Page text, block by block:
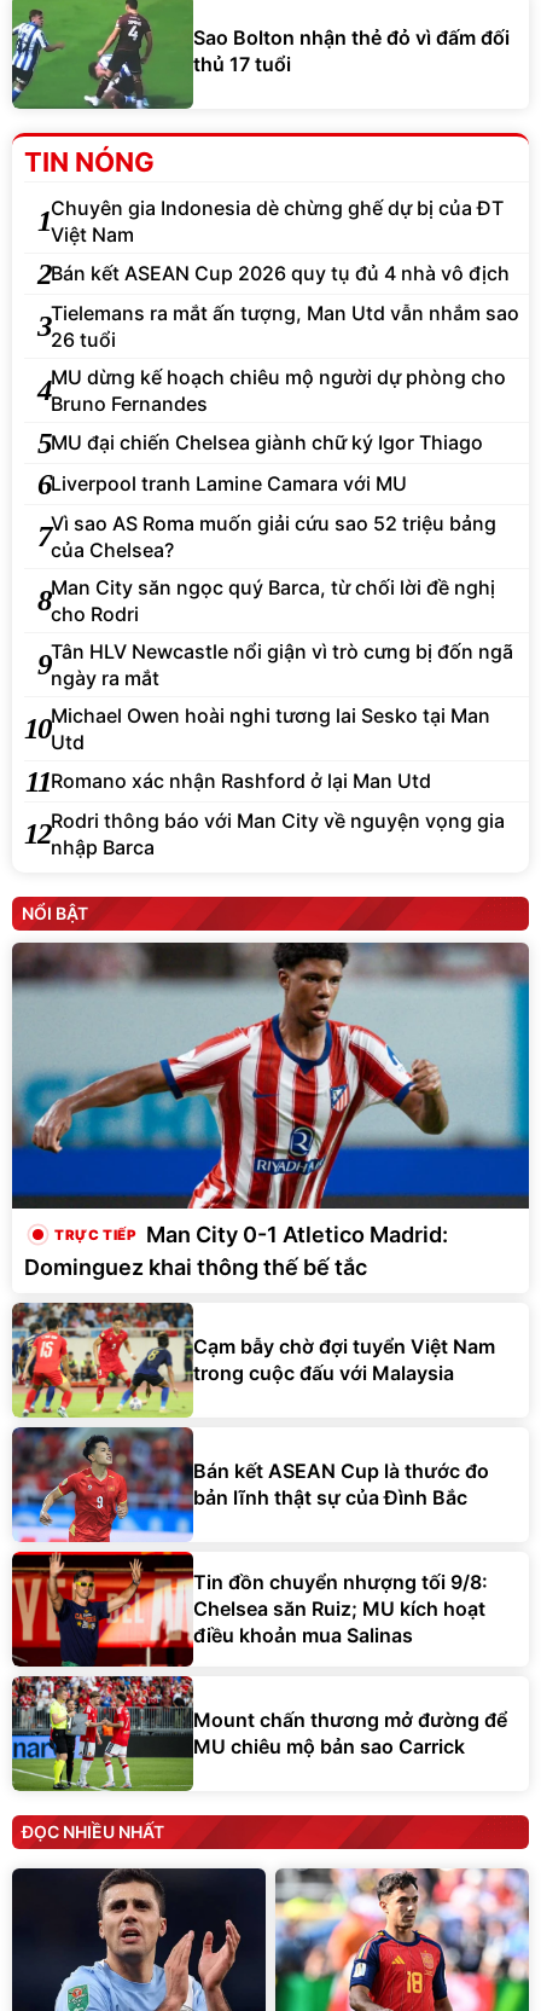
Sao Bolton nhận thẻ đỏ vì đấm đối
thủ 17 tuổi
TIN NÓNG
1Chuyên gia Indonesia dè chừng ghế dự bị của ĐT
Việt Nam
2Bán kết ASEAN Cup 2026 quy tụ đủ 4 nhà vô địch
3Tielemans ra mắt ấn tượng, Man Utd vẫn nhắm sao
26 tuổi
4MU dừng kế hoạch chiêu mộ người dự phòng cho
Bruno Fernandes
5MU đại chiến Chelsea giành chữ ký Igor Thiago
6Liverpool tranh Lamine Camara với MU
7Vì sao AS Roma muốn giải cứu sao 52 triệu bảng
của Chelsea?
8Man City săn ngọc quý Barca, từ chối lời đề nghị
cho Rodri
9Tân HLV Newcastle nổi giận vì trò cưng bị đốn ngã
ngày ra mắt
10Michael Owen hoài nghi tương lai Sesko tại Man
Utd
11Romano xác nhận Rashford ở lại Man Utd
12Rodri thông báo với Man City về nguyện vọng gia
nhập Barca
NỔI BẬT
Man City 0-1 Atletico Madrid:
Dominguez khai thông thế bế tắc
Cạm bẫy chờ đợi tuyển Việt Nam
trong cuộc đấu với Malaysia
Bán kết ASEAN Cup là thước đo
bản lĩnh thật sự của Đình Bắc
Tin đồn chuyển nhượng tối 9/8:
Chelsea săn Ruiz; MU kích hoạt
điều khoản mua Salinas
Mount chấn thương mở đường để
MU chiêu mộ bản sao Carrick
ĐỌC NHIỀU NHẤT